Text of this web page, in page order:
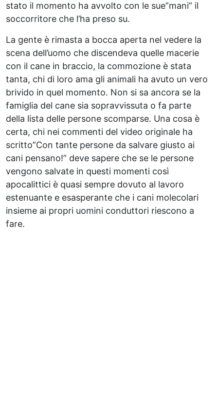
stato il momento ha avvolto con le sue”mani” il
soccorritore che l’ha preso su.
La gente è rimasta a bocca aperta nel vedere la
scena dell’uomo che discendeva quelle macerie
con il cane in braccio, la commozione è stata
tanta, chi di loro ama gli animali ha avuto un vero
brivido in quel momento. Non si sa ancora se la
famiglia del cane sia sopravvissuta o fa parte
della lista delle persone scomparse. Una cosa è
certa, chi nei commenti del video originale ha
scritto”Con tante persone da salvare giusto ai
cani pensano!” deve sapere che se le persone
vengono salvate in questi momenti così
apocalittici è quasi sempre dovuto al lavoro
estenuante e esasperante che i cani molecolari
insieme ai propri uomini conduttori riescono a
fare.